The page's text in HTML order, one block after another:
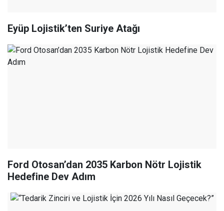
Eyüp Lojistik’ten Suriye Atağı
Ford Otosan’dan 2035 Karbon Nötr Lojistik
Hedefine Dev Adım